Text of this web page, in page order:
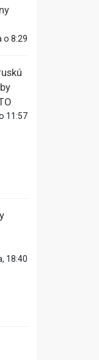
o 8:29
11:57
18:40